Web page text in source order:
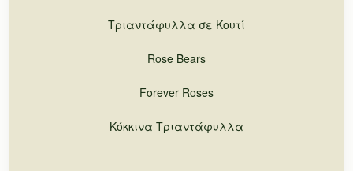
Τριαντάφυλλα σε Κουτί
Rose Bears
Forever Roses
Κόκκινα Τριαντάφυλλα